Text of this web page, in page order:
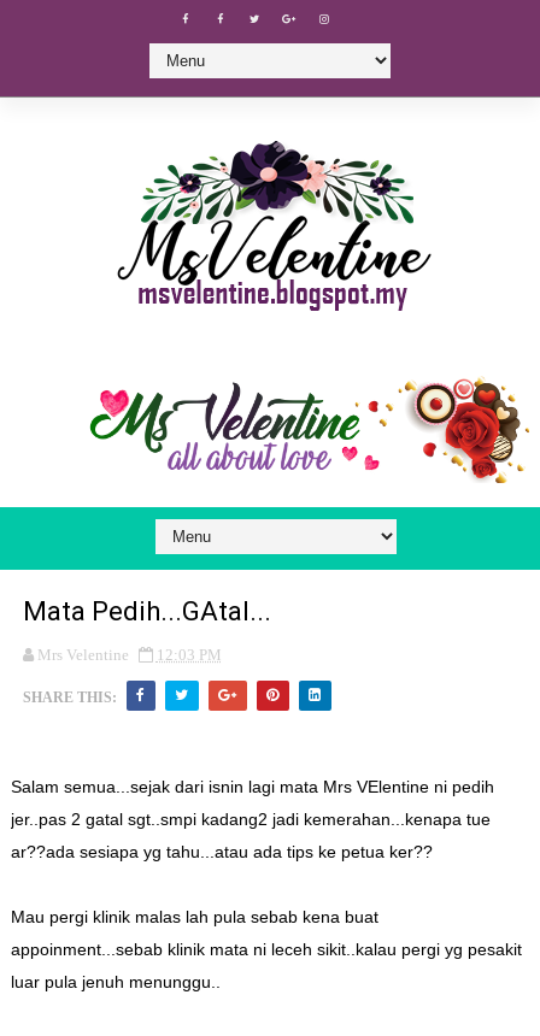
Mata Pedih...GAtal...
Mrs Velentine 12:03 PM
SHARE THIS:
Salam semua...sejak dari isnin lagi mata Mrs VElentine ni pedih
jer..pas 2 gatal sgt..smpi kadang2 jadi kemerahan...kenapa tue
ar??ada sesiapa yg tahu...atau ada tips ke petua ker??
Mau pergi klinik malas lah pula sebab kena buat
appoinment...sebab klinik mata ni leceh sikit..kalau pergi yg pesakit
luar pula jenuh menunggu..